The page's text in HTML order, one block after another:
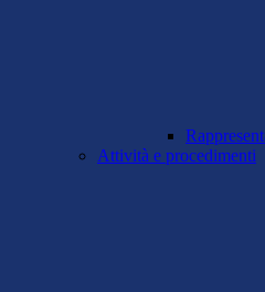
Attività e procedimenti